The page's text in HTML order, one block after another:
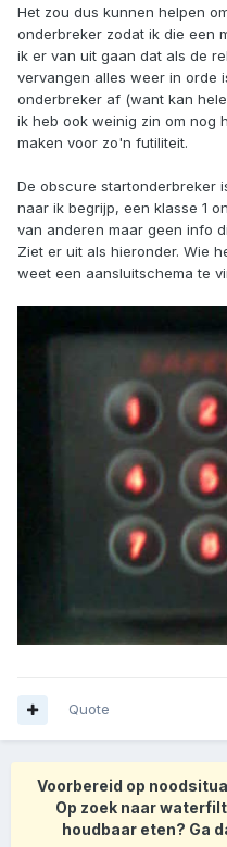
Het zou dus kunnen helpen
onderbreker zodat ik die een
ik er van uit gaan dat als de
vervangen alles weer in orde
onderbreker af (want kan
ik heb ook weinig zin om nog
maken voor zo'n futiliteit.
De obscure startonderbreker
naar ik begrijp, een klasse 1
van anderen maar geen info
Ziet er uit als hieronder. Wie
weet een aansluitschema te
Quote
Voorbereid op
Op zoek naar
houdbaar eten? Ga